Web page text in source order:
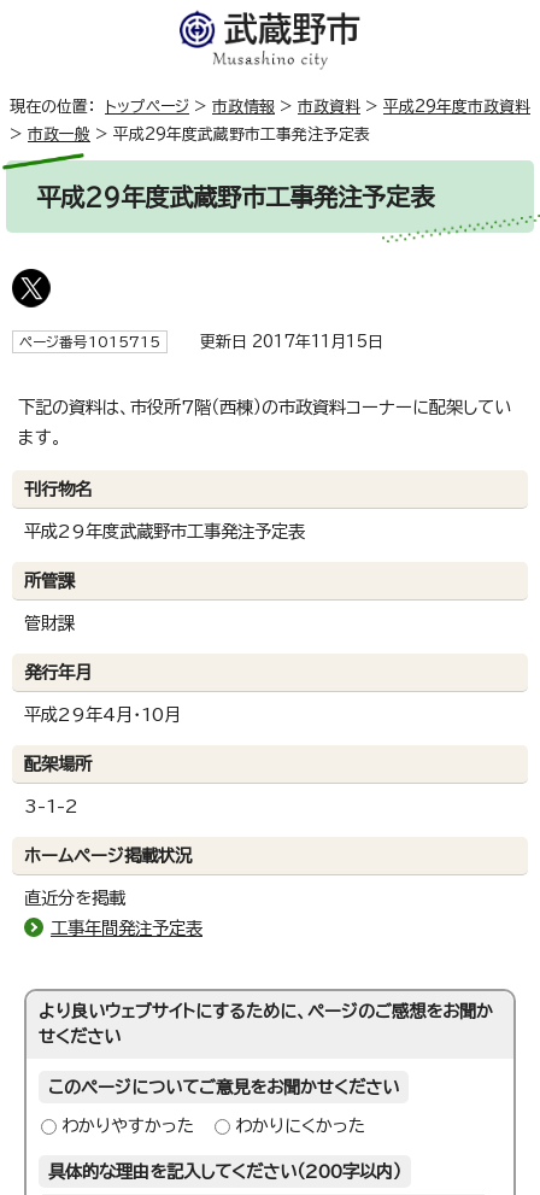
現在の位置： トップページ > 市政情報 > 市政資料 > 平成29年度市政資料
> 市政一般 > 平成29年度武蔵野市工事発注予定表
平成29年度武蔵野市工事発注予定表
ページ番号1015715 更新日 2017年11月15日
下記の資料は、市役所7階（西棟）の市政資料コーナーに配架してい
ます。
刊行物名
平成29年度武蔵野市工事発注予定表
所管課
管財課
発行年月
平成29年4月・10月
配架場所
3-1-2
ホームページ掲載状況
直近分を掲載
工事年間発注予定表
より良いウェブサイトにするために、ページのご感想をお聞か
せください
このページについてご意見をお聞かせください
わかりやすかった わかりにくかった
具体的な理由を記入してください（200字以内）